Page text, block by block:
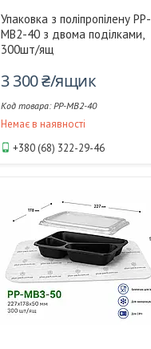
Упаковка з поліпропілену РР-
МВ2-40 з двома поділками,
300шт/ящ
3 300 ₴/ящик
РР-МВ2-40
Немає в наявності
+380 (68) 322-29-46